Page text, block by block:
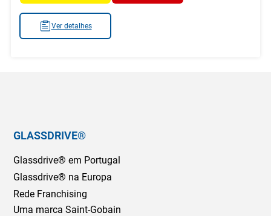
Ver detalhes
GLASSDRIVE®
Glassdrive® em Portugal
Glassdrive® na Europa
Rede Franchising
Uma marca Saint-Gobain